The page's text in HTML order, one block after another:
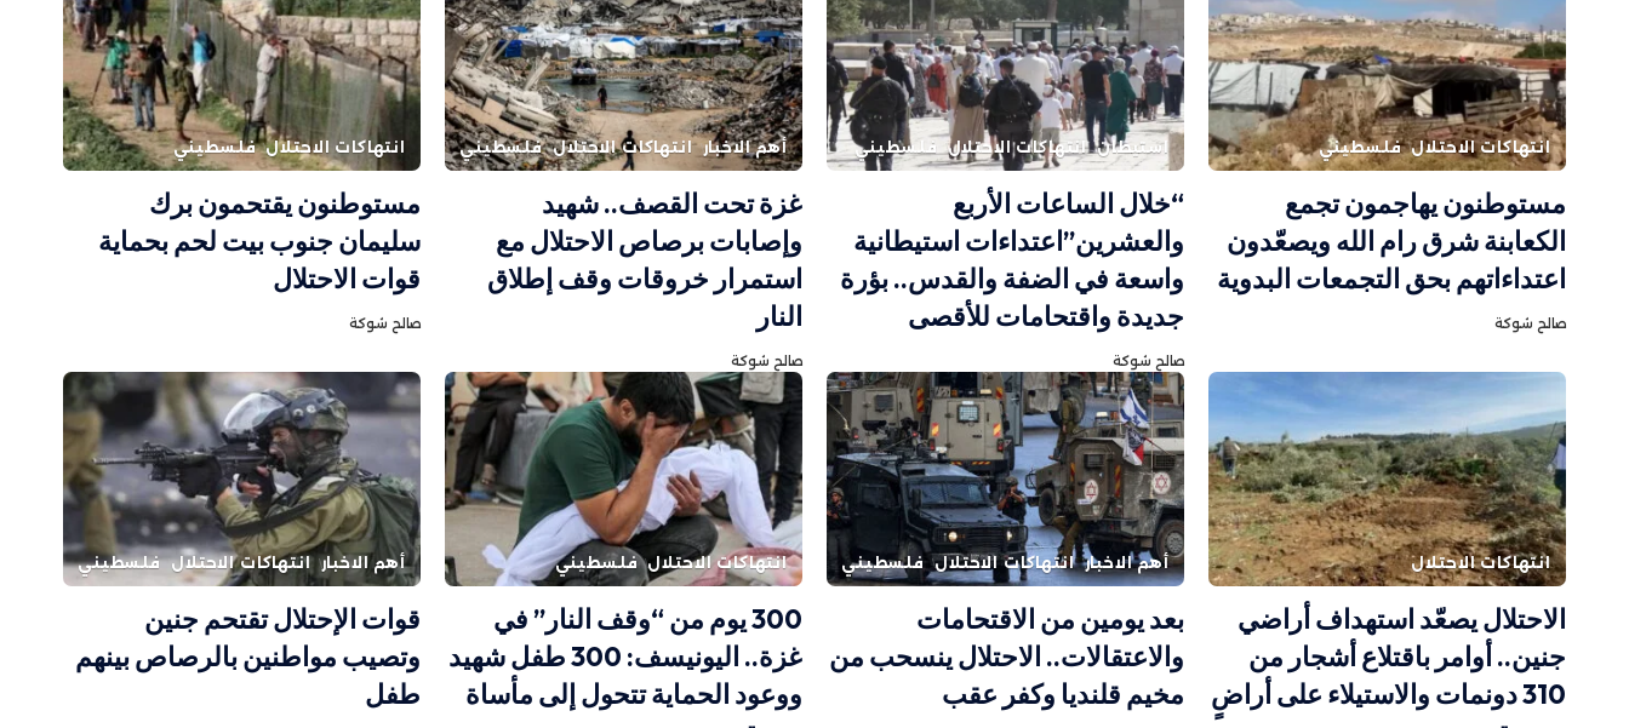
انتهاكات الاحتلال فلسطيني
مستوطنون يهاجمون تجمع
الكعابنة شرق رام الله ويصعّدون
اعتداءاتهم بحق التجمعات البدوية
صالح شوكة
استيطان انتهاكات الاحتلال فلسطيني
“خلال الساعات الأربع
والعشرين”اعتداءات استيطانية
واسعة في الضفة والقدس.. بؤرة
جديدة واقتحامات للأقصى
صالح شوكة
أهم الاخبار انتهاكات الاحتلال فلسطيني
غزة تحت القصف.. شهيد
وإصابات برصاص الاحتلال مع
استمرار خروقات وقف إطلاق
النار
صالح شوكة
انتهاكات الاحتلال فلسطيني
مستوطنون يقتحمون برك
سليمان جنوب بيت لحم بحماية
قوات الاحتلال
صالح شوكة
انتهاكات الاحتلال
الاحتلال يصعّد استهداف أراضي
جنين.. أوامر باقتلاع أشجار من
310 دونمات والاستيلاء على أراضٍ
أهم الاخبار انتهاكات الاحتلال فلسطيني
بعد يومين من الاقتحامات
والاعتقالات.. الاحتلال ينسحب من
مخيم قلنديا وكفر عقب
انتهاكات الاحتلال فلسطيني
300 يوم من “وقف النار” في
غزة.. اليونيسف: 300 طفل شهيد
ووعود الحماية تتحول إلى مأساة
أهم الاخبار انتهاكات الاحتلال فلسطيني
قوات الإحتلال تقتحم جنين
وتصيب مواطنين بالرصاص بينهم
طفل